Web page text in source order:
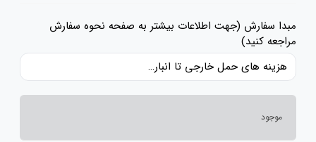
مبدا سفارش (جهت اطلاعات بیشتر به صفحه نحوه سفارش
مراجعه کنید)
هزینه های حمل خارجی تا انبار ایران، حقوق گمرکی و عوارض و مالیات و سایر هزینه های کالا به قیمت ریالی کالا اضافه شده است و حمل داخلی رایگان می باشد.
موجود